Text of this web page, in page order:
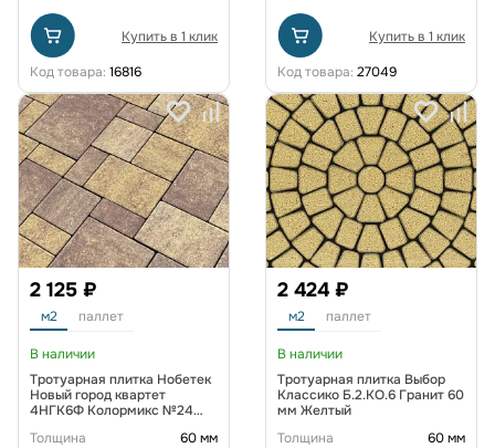
Купить в 1 клик
Код товара: 16816
Купить в 1 клик
Код товара: 27049
2 125 ₽
м2 паллет
В наличии
Тротуарная плитка Нобетек
Новый город квартет
4НГК6Ф Колормикс №24
Толщина
60 мм
2 424 ₽
м2 паллет
В наличии
Тротуарная плитка Выбор
Классико Б.2.КО.6 Гранит 60
мм Желтый
Толщина
60 мм